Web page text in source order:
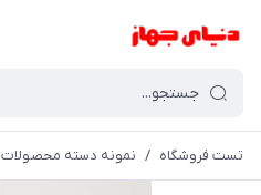
تست فروشگاه / نمونه دسته محصولات